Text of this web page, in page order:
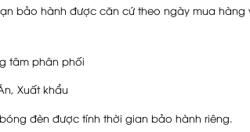
bảo hành được căn cứ theo ngày mua hàng
tâm phân phối
Xuất khẩu
đèn được tính thời gian bảo hành riêng.